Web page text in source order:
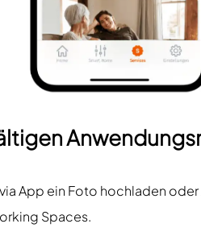
App ein Foto hochladen
Spaces.